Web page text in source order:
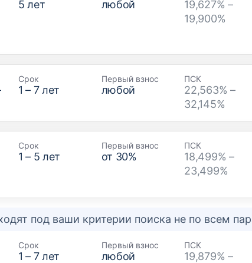
5 лет любой
19,627% –
19,900%
Срок
1 – 7лет
Первый взнос
любой
ПСК
22,563% –
32,145%
Срок
1 – 5 лет
Первый взнос
от 30%
ПСК
18,499% –
23,499%
под ваши критерии поиска не по всем
Срок
1 – 7лет
Первый взнос
любой
ПСК
19,879% –